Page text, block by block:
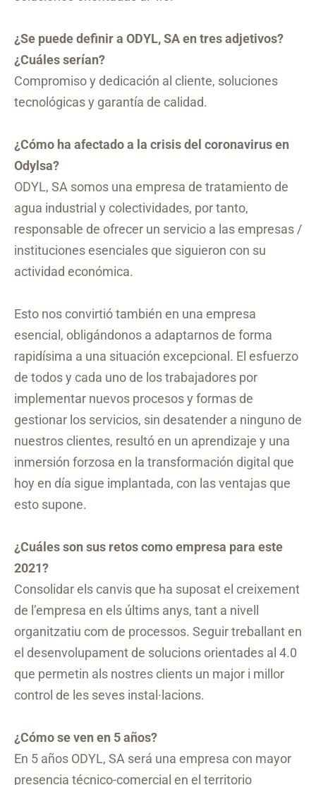
¿Se puede definir a ODYL, SA en tres adjetivos?
¿Cuáles serían?
Compromiso y dedicación al cliente, soluciones
tecnológicas y garantía de calidad.
¿Cómo ha afectado a la crisis del coronavirus en
Odylsa?
ODYL, SA somos una empresa de tratamiento de
agua industrial y colectividades, por tanto,
responsable de ofrecer un servicio a las empresas /
instituciones esenciales que siguieron con su
actividad económica.
Esto nos convirtió también en una empresa
esencial, obligándonos a adaptarnos de forma
rapidísima a una situación excepcional. El esfuerzo
de todos y cada uno de los trabajadores por
implementar nuevos procesos y formas de
gestionar los servicios, sin desatender a ninguno de
nuestros clientes, resultó en un aprendizaje y una
inmersión forzosa en la transformación digital que
hoy en día sigue implantada, con las ventajas que
esto supone.
¿Cuáles son sus retos como empresa para este
2021?
Consolidar els canvis que ha suposat el creixement
de l’empresa en els últims anys, tant a nivell
organitzatiu com de processos. Seguir treballant en
el desenvolupament de solucions orientades al 4.0
que permetin als nostres clients un major i millor
control de les seves instal·lacions.
¿Cómo se ven en 5 años?
En 5 años ODYL, SA será una empresa con mayor
presencia técnico-comercial en el territorio